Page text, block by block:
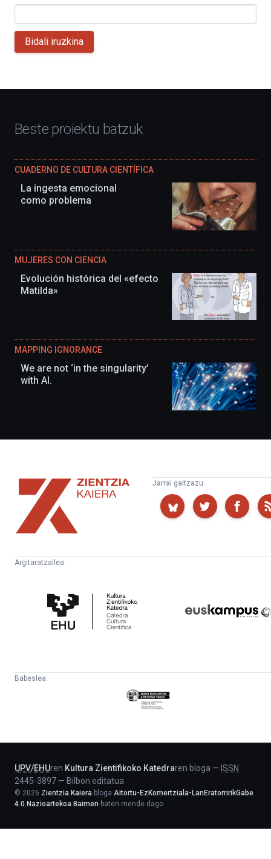
Bidali iruzkina
Beste proiektu batzuk
CUADERNO DE CULTURA CIENTÍFICA
La ingesta emocional
como problema
MUJERES CON CIENCIA
Evolución histórica del «efecto
Matilda»
MAPPING IGNORANCE
We are not ‘in the singularity’
with AI.
Zientzia
Kaiera
Jarrai gaitzazu:
Argitaratzailea:
Zientifikoko
Katedra
Babeslea:
Eusko
Jaurlaritza
UPV/EHUren Kultura Zientifikoko Katedraren bloga — ISSN
2445-3897 — Bilbon editatua
© 2026 Zientzia Kaiera bloga Aitortu-EzKomertziala-LanEratorririkGabe
4.0 Nazioartekoa Baimen baten mende dago